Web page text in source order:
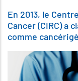
En 2013, le
Cancer (CIRC) a
comme